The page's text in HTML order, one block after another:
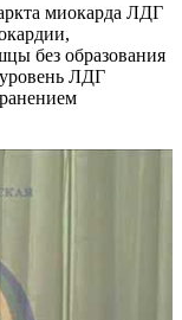
миокарда ЛДГ
без образования
ЛДГ